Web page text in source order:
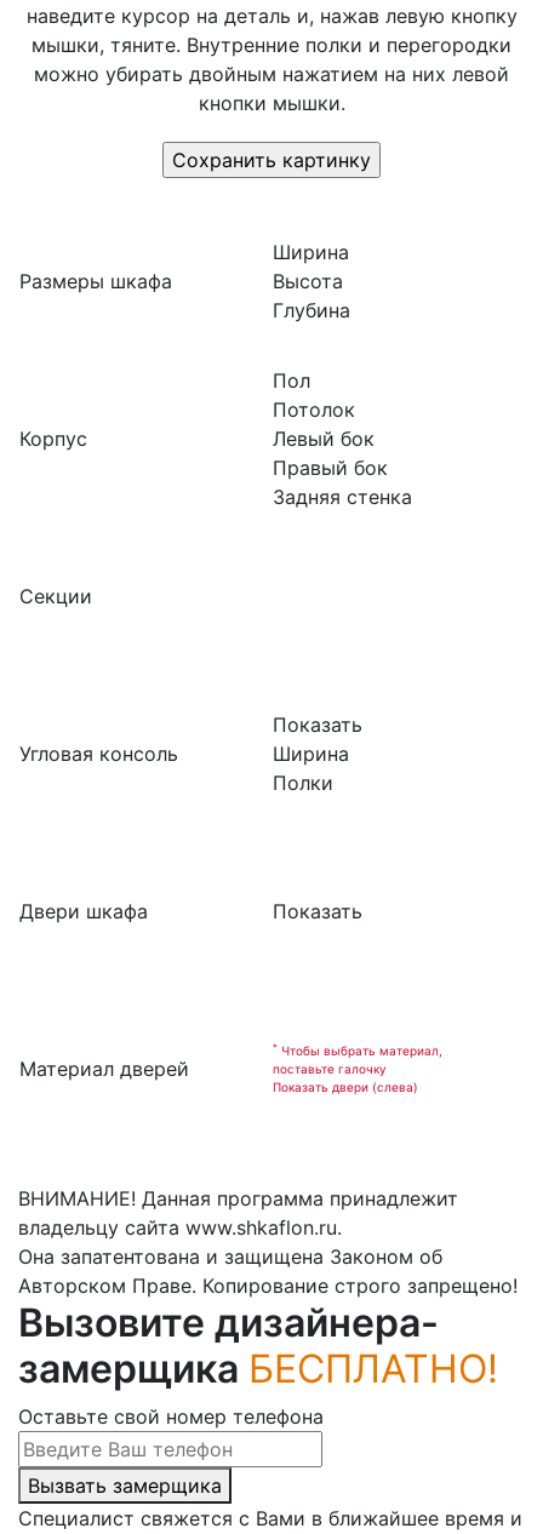
наведите курсор на деталь и, нажав левую кнопку
мышки, тяните. Внутренние полки и перегородки
можно убирать двойным нажатием на них левой
кнопки мышки.
Размеры шкафа
Корпус
Секции
Угловая консоль
Двери шкафа
Материал дверей
Ширина
Высота
Глубина
Пол
Потолок
Левый бок
Правый бок
Задняя стенка
Показать
Ширина
Полки
Показать
* Чтобы выбрать материал,
поставьте галочку
Показать двери (слева)
ВНИМАНИЕ! Данная программа принадлежит
владельцу сайта www.shkaflon.ru.
Она запатентована и защищена Законом об
Авторском Праве. Копирование строго запрещено!
Вызовите дизайнера-
замерщика БЕСПЛАТНО!
Оставьте свой номер телефона
Вызвать замерщика
Специалист свяжется с Вами в ближайшее время и